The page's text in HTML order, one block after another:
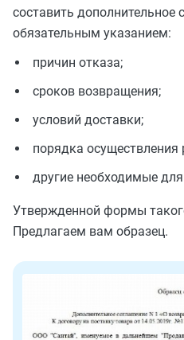
составить дополнительное
обязательным указанием:
причин отказа;
сроков возвращения;
условий доставки;
порядка осуществления
другие необходимые
Утвержденной формы
Предлагаем вам образец.